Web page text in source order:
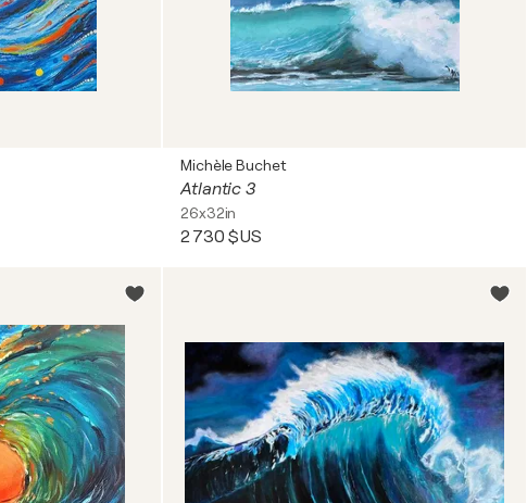
Michèle Buchet
Atlantic 3
26x32in
2 730 $US